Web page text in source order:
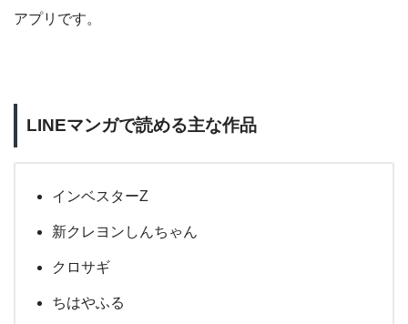
アプリです。
LINEマンガで読める主な作品
インベスターZ
新クレヨンしんちゃん
クロサギ
ちはやふる